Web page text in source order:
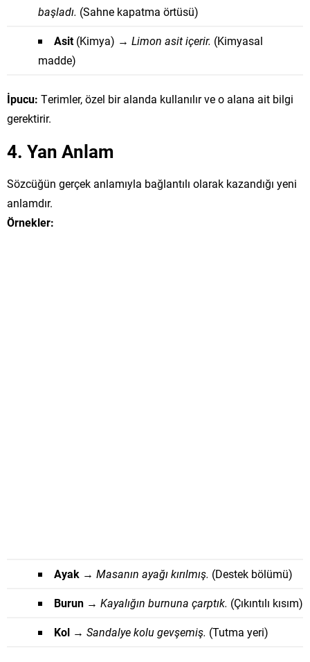
başladı. (Sahne kapatma örtüsü)
Asit(Kimya) → Limon asit içerir. (Kimyasal
madde)
İpucu: Terimler, özel bir alanda kullanılır ve o alana ait bilgi
gerektirir.
4. Yan Anlam
Sözcüğün gerçek anlamıyla bağlantılı olarak kazandığı yeni
anlamdır.
Örnekler:
Ayak → Masanın ayağı kırılmış. (Destek bölümü)
Burun → Kayalığın burnuna çarptık. (Çıkıntılı kısım)
Kol → Sandalye kolu gevşemiş. (Tutma yeri)